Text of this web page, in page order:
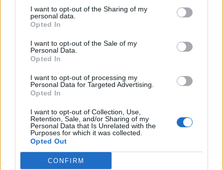
I want to opt-out of the Sharing of my
personal data.
Opted In
I want to opt-out of the Sale of my
Personal Data.
Opted In
I want to opt-out of processing my
Personal Data for Targeted Advertising.
Opted In
I want to opt-out of Collection, Use,
Retention, Sale, and/or Sharing of my
Personal Data that Is Unrelated with the
Purposes for which it was collected.
Opted Out
CONFIRM
Κωνσταντίνου και Ελένης: Σπάνια backstage
βίντεο από τα γυρίσματα της σειράς
Ο Αντόνιο Μπαντέρας σε μια σπάνια